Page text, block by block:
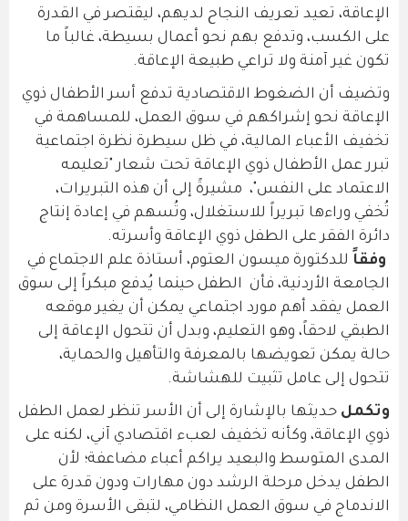
الإعاقة، تعيد تعريف النجاح لديهم، ليقتصر في القدرة
على الكسب، وتدفع بهم نحو أعمال بسيطة، غالباً ما
تكون غير آمنة ولا تراعي طبيعة الإعاقة.
وتضيف أن الضغوط الاقتصادية تدفع أسر الأطفال ذوي
الإعاقة نحو إشراكهم في سوق العمل، للمساهمة في
تخفيف الأعباء المالية، في ظل سيطرة نظرة اجتماعية
تبرر عمل الأطفال ذوي الإعاقة تحت شعار "تعليمه
الاعتماد على النفس"، مشيرةً إلى أن هذه التبريرات،
تُخفي وراءها تبريراً للاستغلال، وتُسهم في إعادة إنتاج
دائرة الفقر على الطفل ذوي الإعاقة وأسرته.
وفقاً للدكتورة ميسون العتوم، أستاذة علم الاجتماع في
الجامعة الأردنية، فأن الطفل حينما يُدفع مبكراً إلى سوق
العمل يفقد أهم مورد اجتماعي يمكن أن يغير موقعه
الطبقي لاحقاً، وهو التعليم، وبدل أن تتحول الإعاقة إلى
حالة يمكن تعويضها بالمعرفة والتأهيل والحماية،
تتحول إلى عامل تثبيت للهشاشة.
وتكمل حديثها بالإشارة إلى أن الأسر تنظر لعمل الطفل
ذوي الإعاقة، وكأنه تخفيف لعبء اقتصادي آني، لكنه على
المدى المتوسط والبعيد يراكم أعباء مضاعفة؛ لأن
الطفل يدخل مرحلة الرشد دون مهارات ودون قدرة على
الاندماج في سوق العمل النظامي، لتبقى الأسرة ومن ثم